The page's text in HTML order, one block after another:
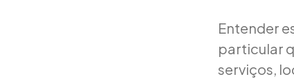
Entender
particular
serviços,